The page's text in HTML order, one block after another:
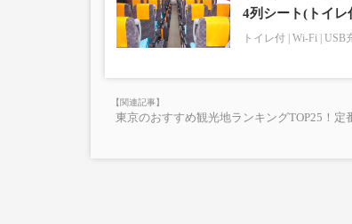
・最新の運行状況は運行会社HPを御覧く
・車両は予告なく変更となる場合がござ
すので、あらかじめご了承ください。
4列シート(トイ
トイレ付 Wi-Fi USB
東京のおすすめ観光地ランキングTOP25！